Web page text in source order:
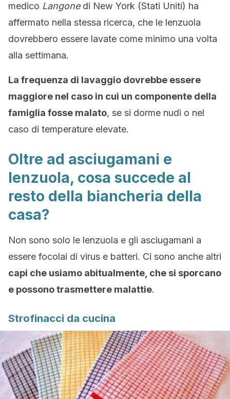
medico Langonedi New York (Stati Uniti) ha
affermato nella stessa ricerca, che le lenzuola
dovrebbero essere lavate come minimo una volta
alla settimana.
La frequenza di lavaggio dovrebbe essere
maggiore nel caso in cui un componente della
famiglia fosse malato, se si dorme nudi o nel
caso di temperature elevate.
Oltre ad asciugamani e
lenzuola, cosa succede al
resto della biancheria della
casa?
Non sono solo le lenzuola e gli asciugamani a
essere focolai di virus e batteri. Ci sono anche altri
capi che usiamo abitualmente, che si sporcano
e possono trasmettere malattie.
Strofinacci da cucina